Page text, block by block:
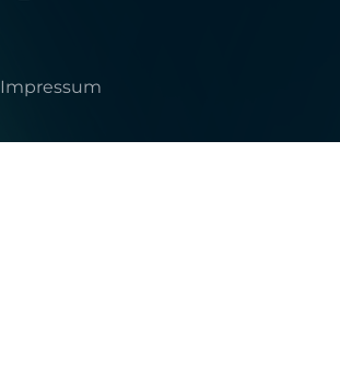
Impressum